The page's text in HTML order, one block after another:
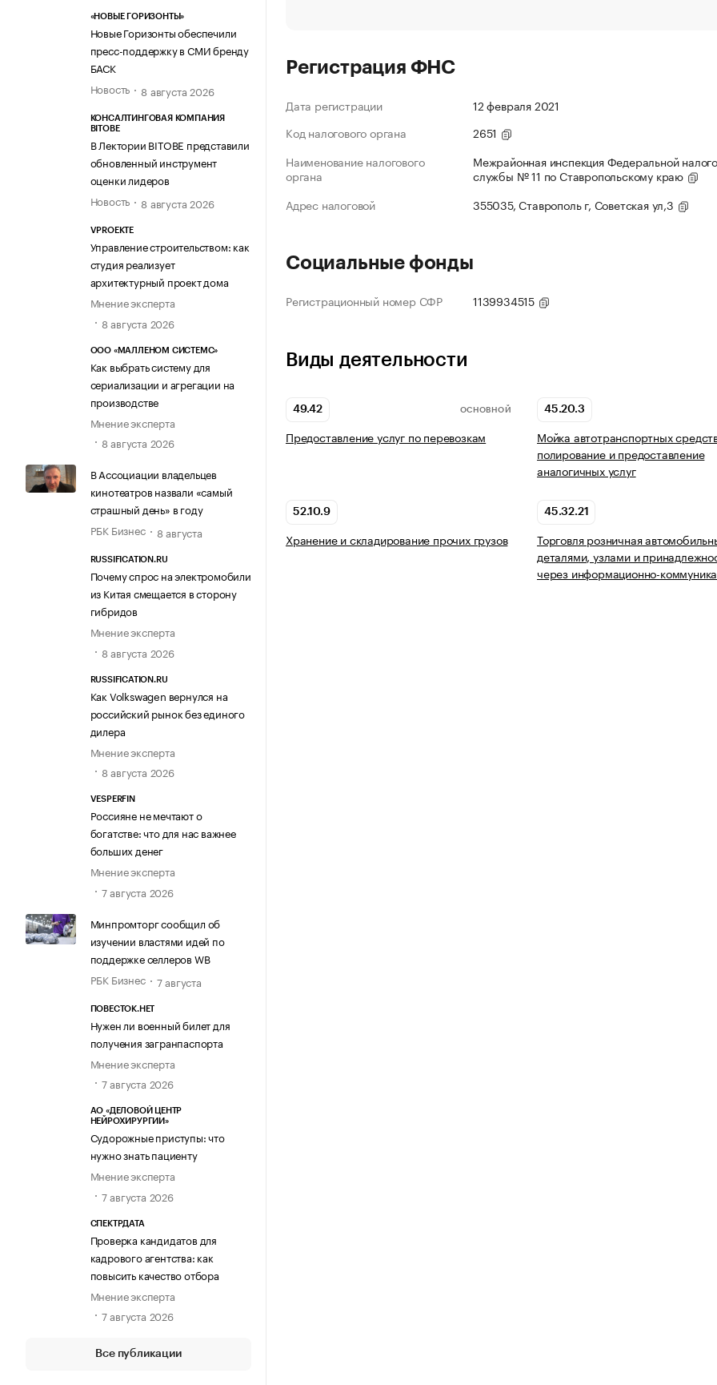
«НОВЫЕ ГОРИЗОНТЫ»
Новые Горизонты обеспечили
пресс-поддержку в СМИ бренду
БАСК
Новость
8 августа 2026
КОНСАЛТИНГОВАЯ КОМПАНИЯ
BITOBE
В Лектории BITOBE представили
обновленный инструмент
оценки лидеров
Новость
8 августа 2026
VPROEKTE
Управление строительством: как
студия реализует
архитектурный проект дома
Мнение эксперта
8 августа 2026
ООО «МАЛЛЕНОМ СИСТЕМС»
Как выбрать систему для
сериализации и агрегации на
производстве
Мнение эксперта
8 августа 2026
В Ассоциации владельцев
кинотеатров назвали «самый
страшный день» в году
РБК Бизнес
8 августа
RUSSIFICATION.RU
Почему спрос на электромобили
из Китая смещается в сторону
гибридов
Мнение эксперта
8 августа 2026
RUSSIFICATION.RU
Как Volkswagen вернулся на
российский рынок без единого
дилера
Мнение эксперта
8 августа 2026
VESPERFIN
Россияне не мечтают о
богатстве: что для нас важнее
больших денег
Мнение эксперта
7 августа 2026
Минпромторг сообщил об
изучении властями идей по
поддержке селлеров WB
РБК Бизнес
7 августа
ПОВЕСТОК.НЕТ
Нужен ли военный билет для
получения загранпаспорта
Мнение эксперта
7 августа 2026
АО «ДЕЛОВОЙ ЦЕНТР
НЕЙРОХИРУРГИИ»
Судорожные приступы: что
нужно знать пациенту
Мнение эксперта
7 августа 2026
СПЕКТРДАТА
Проверка кандидатов для
кадрового агентства: как
повысить качество отбора
Мнение эксперта
7 августа 2026
Все публикации
Регистрация ФНС
Дата регистрации
12 февраля 2021
Код налогового органа
2651
Наименование налогового
органа
Межрайонная инспекция Федеральной
службы № 11 по Ставропольскому краю
Адрес налоговой
355035, Ставрополь г, Советская ул,3
Социальные фонды
Регистрационный номер СФР 1139934515
Виды деятельности
49.42 ОСНОВНОЙ
Предоставление услуг по перевозкам
45.20.3
Мойка автотранспортных
полирование и предоставление
аналогичных услуг
52.10.9
Хранение и складирование прочих грузов
45.32.21
Торговля розничная
деталями, узлами и
через информационно-